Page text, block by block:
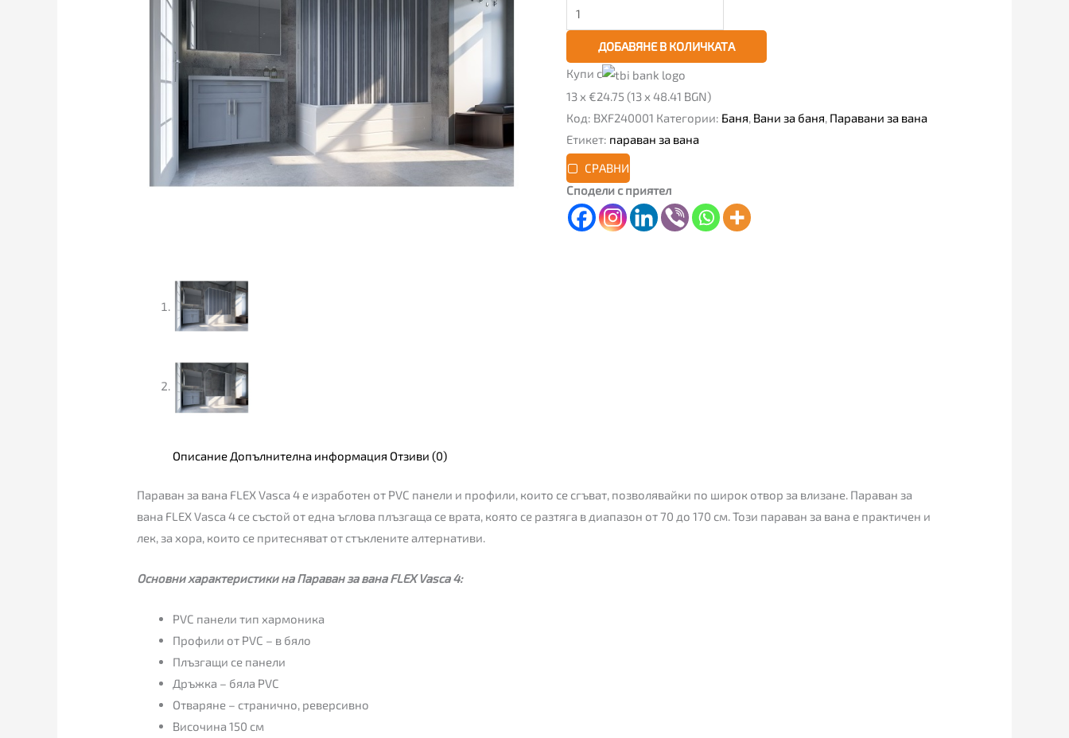
обков
PVC,
ДОБАВЯНЕ В КОЛИЧКАТА
Купи с
13 x €24.75 (13 x 48.41 BGN)
Код: BXF240001 Категории: Баня, Вани за баня, Паравани за вана
Етикет: параван за вана
СРАВНИ
Сподели с приятел
Описание Допълнителна информация Отзиви (0)
Параван за вана FLEX Vasca 4 е изработен от PVC панели и профили, които се сгъват, позволявайки по широк отвор за влизане. Параван за
вана FLEX Vasca 4 се състой от една ъглова плъзгаща се врата, която се разтяга в диапазон от 70 до 170 см. Този параван за вана е практичен и
лек, за хора, които се притесняват от стъклените алтернативи.
Основни характеристики на Параван за вана FLEX Vasca 4:
PVC панели тип хармоника
Профили от PVC – в бяло
Плъзгащи се панели
Дръжка – бяла PVC
Отваряне – странично, реверсивно
Височина 150 см